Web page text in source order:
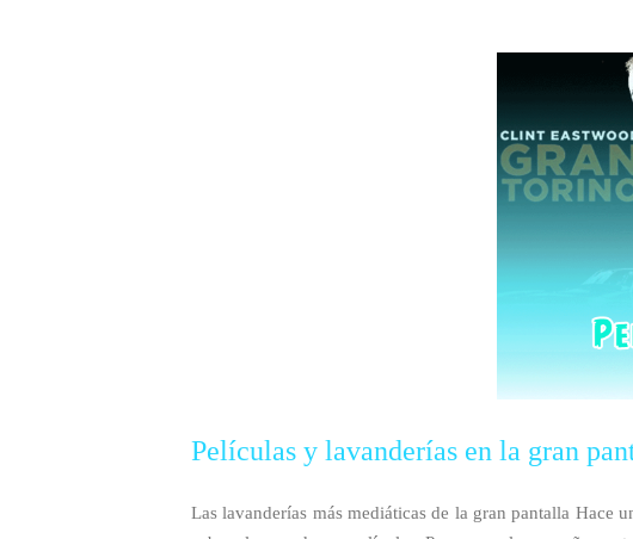
Películas y lavanderías en la gran
Las lavanderías más mediáticas de la gran pantalla Hace